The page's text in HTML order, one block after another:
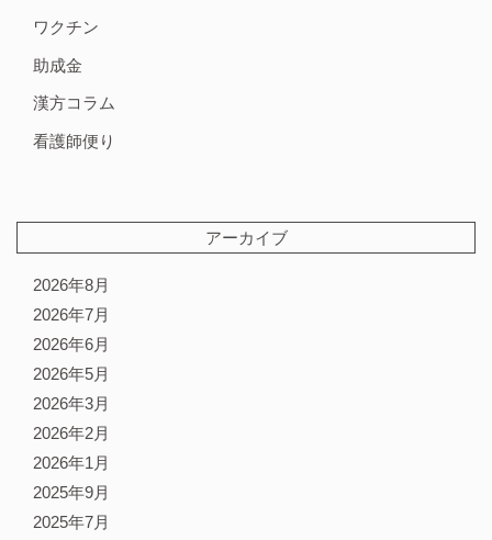
ワクチン
助成金
漢方コラム
看護師便り
アーカイブ
2026年8月
2026年7月
2026年6月
2026年5月
2026年3月
2026年2月
2026年1月
2025年9月
2025年7月